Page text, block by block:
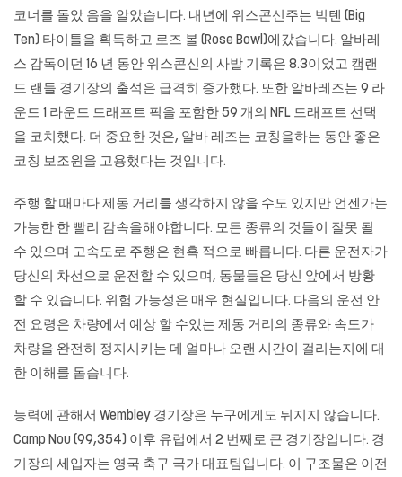
코너를 돌았 음을 알았습니다. 내년에 위스콘신주는 빅텐 (Big
Ten) 타이틀을 획득하고 로즈 볼 (Rose Bowl)에갔습니다. 알바레
스 감독이던 16 년 동안 위스콘신의 사발 기록은 8.3이었고 캠랜
드 랜들 경기장의 출석은 급격히 증가했다. 또한 알바레즈는 9 라
운드 1 라운드 드래프트 픽을 포함한 59 개의 NFL 드래프트 선택
을 코치했다. 더 중요한 것은, 알바 레즈는 코칭을하는 동안 좋은
코칭 보조원을 고용했다는 것입니다.
주행 할 때마다 제동 거리를 생각하지 않을 수도 있지만 언젠가는
가능한 한 빨리 감속을해야합니다. 모든 종류의 것들이 잘못 될
수 있으며 고속도로 주행은 현혹 적으로 빠릅니다. 다른 운전자가
당신의 차선으로 운전할 수 있으며, 동물들은 당신 앞에서 방황
할 수 있습니다. 위험 가능성은 매우 현실입니다. 다음의 운전 안
전 요령은 차량에서 예상 할 수있는 제동 거리의 종류와 속도가
차량을 완전히 정지시키는 데 얼마나 오랜 시간이 걸리는지에 대
한 이해를 돕습니다.
능력에 관해서 Wembley 경기장은 누구에게도 뒤지지 않습니다.
Camp Nou (99,354) 이후 유럽에서 2 번째로 큰 경기장입니다. 경
기장의 세입자는 영국 축구 국가 대표팀입니다. 이 구조물은 이전